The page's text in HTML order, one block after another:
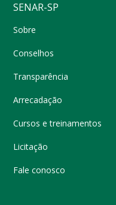
SENAR-SP
Sobre
Conselhos
Transparência
Arrecadação
Cursos e treinamentos
Licitação
Fale conosco